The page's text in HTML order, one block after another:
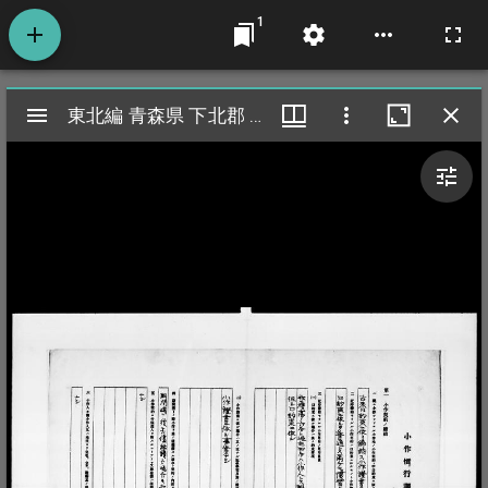
1
Mirador
viewer
東北編 青森県 下北郡 東通村